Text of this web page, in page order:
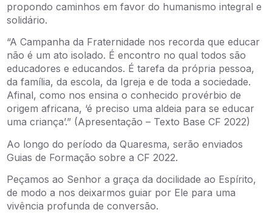
propondo caminhos em favor do humanismo integral e
solidário.
“A Campanha da Fraternidade nos recorda que educar
não é um ato isolado. É encontro no qual todos são
educadores e educandos. É tarefa da própria pessoa,
da família, da escola, da Igreja e de toda a sociedade.
Afinal, como nos ensina o conhecido provérbio de
origem africana, ‘é preciso uma aldeia para se educar
uma criança’.” (Apresentação – Texto Base CF 2022)
Ao longo do período da Quaresma, serão enviados
Guias de Formação sobre a CF 2022.
Peçamos ao Senhor a graça da docilidade ao Espírito,
de modo a nos deixarmos guiar por Ele para uma
vivência profunda de conversão.